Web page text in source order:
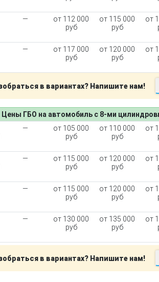
—
от 112 000
руб
от 115 000
руб
от
—
от 117 000
руб
от 120 000
руб
от
в вариантах? Напишите нам!
Цены ГБО на автомобиль с 8-ми
—
от 105 000
руб
от 110 000
руб
от
—
от 115 000
руб
от 120 000
руб
от
—
от 115 000
руб
от 120 000
руб
от
—
от 130 000
руб
от 135 000
руб
от
в вариантах? Напишите нам!